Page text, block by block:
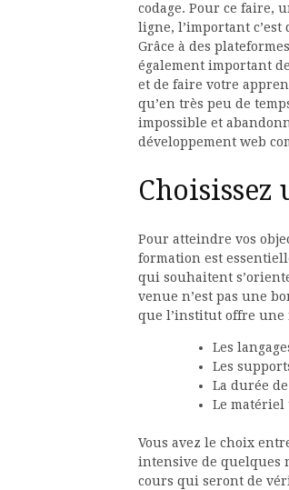
codage. Pour ce faire,
ligne, l’important c’est
Grâce à des
également important
et de faire votre
qu’en très peu de
impossible et
développement web
Pour atteindre vos
formation est
qui souhaitent
venue n’est pas une
que l’institut offre une
Les
Les
La durée
Le matériel
Vous avez le choix
intensive de quelques
cours qui seront de